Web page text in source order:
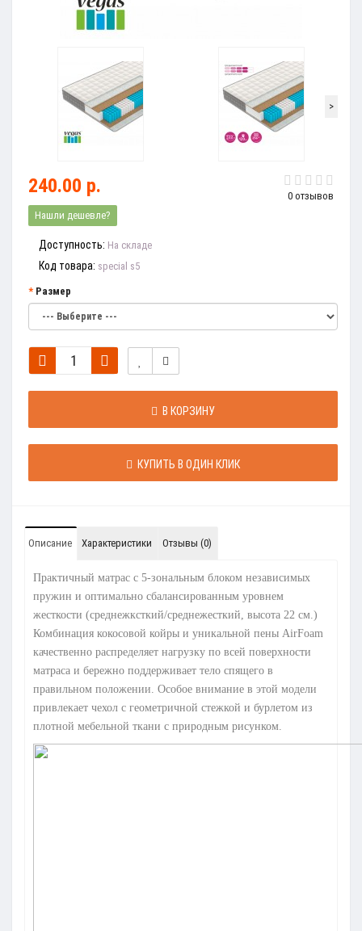
>
0 отзывов
240.00 р.
Нашли дешевле?
Доступность: На складе
Код товара: special s5
Размер
В КОРЗИНУ
КУПИТЬ В ОДИН КЛИК
Описание Характеристики Отзывы (0)
Практичный матрас с 5-зональным блоком независимых
пружин и оптимально сбалансированным уровнем
жесткости (среднежксткий/среднежесткий, высота 22 см.)
Комбинация кокосовой койры и уникальной пены AirFoam
качественно распределяет нагрузку по всей поверхности
матраса и бережно поддерживает тело спящего в
правильном положении. Особое внимание в этой модели
привлекает чехол с геометричной стежкой и бурлетом из
плотной мебельной ткани с природным рисунком.